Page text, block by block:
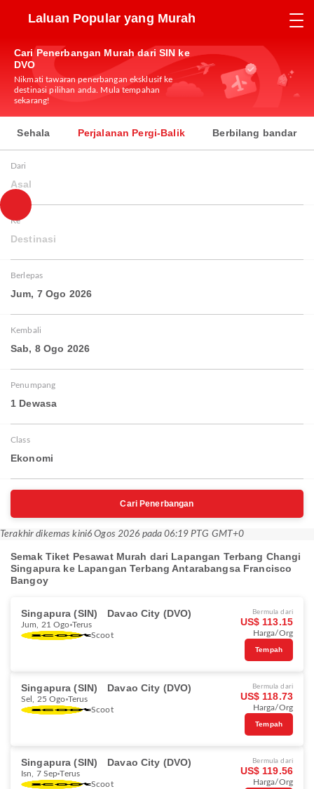
Laluan Popular yang Murah
Cari Penerbangan Murah dari SIN ke
DVO
Nikmati tawaran penerbangan eksklusif ke
destinasi pilihan anda. Mula tempahan
sekarang!
Sehala Perjalanan Pergi-Balik Berbilang bandar
Dari
Asal
Ke
Destinasi
Berlepas
Jum, 7 Ogo 2026
Kembali
Sab, 8 Ogo 2026
Penumpang
1 Dewasa
Class
Ekonomi
Cari Penerbangan
Terakhir dikemas kini6 Ogos 2026 pada 06:19 PTG GMT+0
Semak Tiket Pesawat Murah dari Lapangan Terbang Changi
Singapura ke Lapangan Terbang Antarabangsa Francisco
Bangoy
Singapura (SIN) Davao City (DVO)
Jum, 21 Ogo Terus
Scoot
Bermula dari
US$ 113.15
Harga/Org
Tempah
Singapura (SIN) Davao City (DVO)
Sel, 25 Ogo Terus
Scoot
Bermula dari
US$ 118.73
Harga/Org
Tempah
Singapura (SIN) Davao City (DVO)
Isn, 7 Sep Terus
Scoot
Bermula dari
US$ 119.56
Harga/Org